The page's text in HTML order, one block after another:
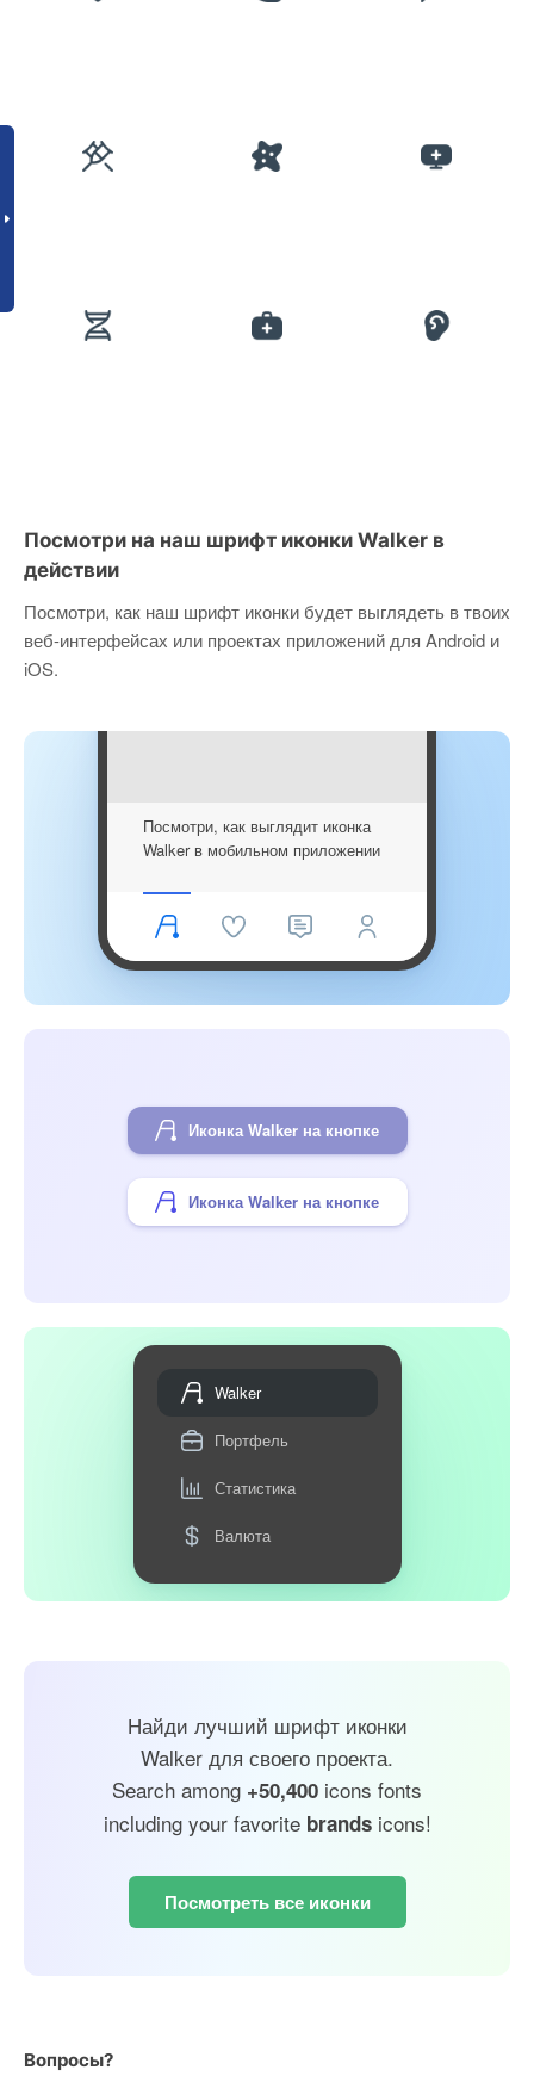
Посмотри на наш шрифт иконки Walker в
действии
Посмотри, как наш шрифт иконки будет выглядеть в твоих
веб-интерфейсах или проектах приложений для Android и
iOS.
Посмотри, как выглядит иконка
Walker в мобильном приложении
Иконка Walker на кнопке
Иконка Walker на кнопке
Walker
Портфель
Статистика
Валюта
Найди лучший шрифт иконки
Walker для своего проекта.
Search among +50,400 icons fonts
including your favorite brandsicons!
Посмотреть все иконки
Вопросы?